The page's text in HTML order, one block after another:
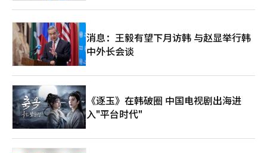
消息：王毅有望下月访韩 与赵显举行韩
中外长会谈
《逐玉》在韩破圈 中国电视剧出海进
入"平台时代"